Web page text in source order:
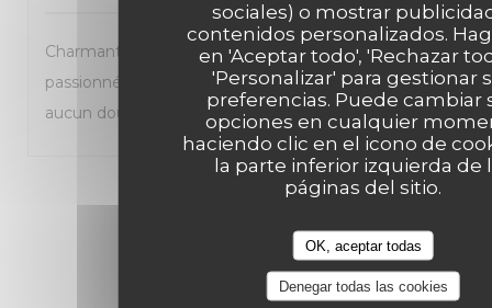
sociales) o mostrar
contenidos personalizados.
en 'Aceptar todo', 'Rechazar
'Personalizar' para gestionar
preferencias. Puede cambiar
opciones en cualquier
haciendo clic en el icono de
la parte inferior izquierda de
páginas del sitio.
OK, aceptar todas
Denegar todas las cookies
Charmante trattoria que je recommande à tous les
passionnés de cuisine italienne. Je reviendrai sans
aucun doute.
3